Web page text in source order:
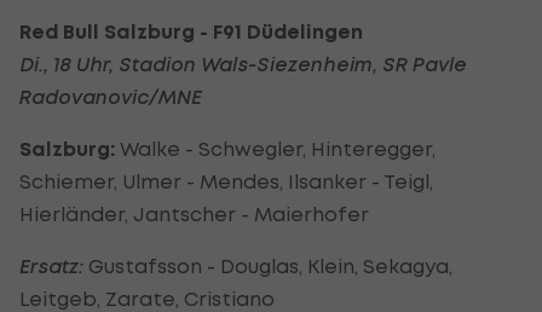
Red Bull Salzburg - F91 Düdelingen
Di., 18 Uhr, Stadion Wals-Siezenheim, SR Pavle
Radovanovic/MNE
Salzburg: Walke - Schwegler, Hinteregger,
Schiemer, Ulmer - Mendes, Ilsanker - Teigl,
Hierländer, Jantscher - Maierhofer
Ersatz: Gustafsson - Douglas, Klein, Sekagya,
Leitgeb, Zarate, Cristiano